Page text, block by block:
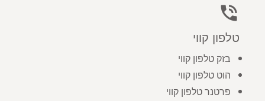
phone_in_talk
טלפון קווי
בזק טלפון קווי
הוט טלפון קווי
פרטנר טלפון קווי